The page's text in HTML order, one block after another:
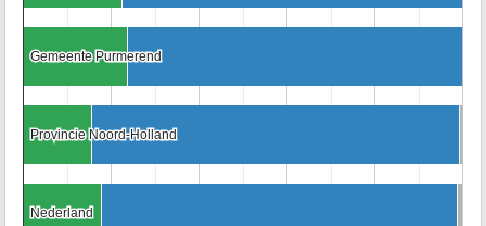
Gemeente Purmerend
Gemeente Purmerend
Provincie Noord-Holland
Provincie Noord-Holland
Nederland
Nederland